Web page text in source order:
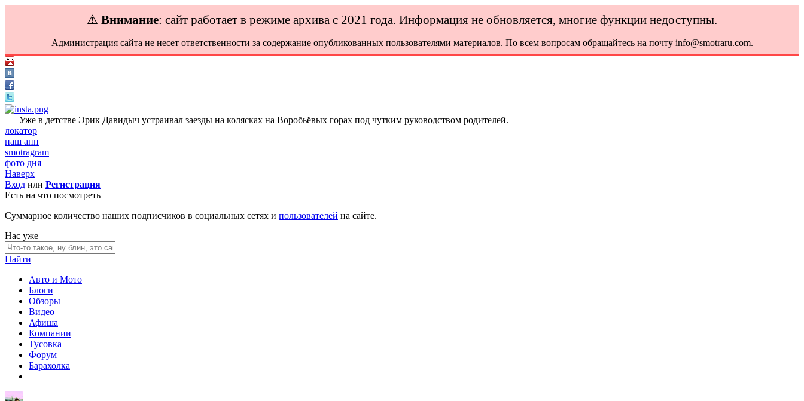
⚠️ Внимание: сайт работает в режиме архива с 2021 года. Информация не обновляется, многие функции недоступны.
Администрация сайта не несет ответственности за содержание опубликованных пользователями материалов. По всем вопросам обращайтесь на почту info@smotraru.com.
— Уже в детстве Эрик Давидыч устраивал заезды на колясках на Воробьёвых горах под чутким руководством родителей.
локатор
наш апп
smotragram
фото дня
Наверх
Вход или Регистрация
Есть на что посмотреть
Суммарное количество наших подписчиков в социальных сетях и пользователей на сайте.
Нас уже
Найти
Авто и Мото
Блоги
Обзоры
Видео
Афиша
Компании
Тусовка
Форум
Барахолка